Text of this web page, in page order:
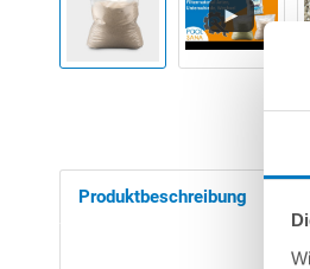
Produktbeschreibung